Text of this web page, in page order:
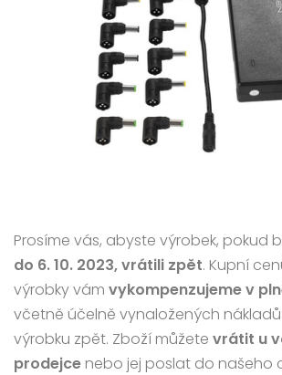
Prosíme vás, abyste výrobek, pokud
do 6. 10. 2023, vrátili zpět. Kupní
výrobky vám vykompenzujeme v
včetně účelně vynaložených
výrobku zpět. Zboží můžete vrátit u
prodejce nebo jej poslat do našeho